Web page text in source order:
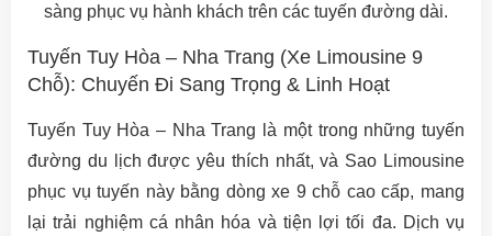
sàng phục vụ hành khách trên các tuyến đường dài.
Tuyến Tuy Hòa – Nha Trang (Xe Limousine 9
Chỗ): Chuyến Đi Sang Trọng & Linh Hoạt
Tuyến Tuy Hòa – Nha Trang là một trong những tuyến
đường du lịch được yêu thích nhất, và Sao Limousine
phục vụ tuyến này bằng dòng xe 9 chỗ cao cấp, mang
lại trải nghiệm cá nhân hóa và tiện lợi tối đa. Dịch vụ